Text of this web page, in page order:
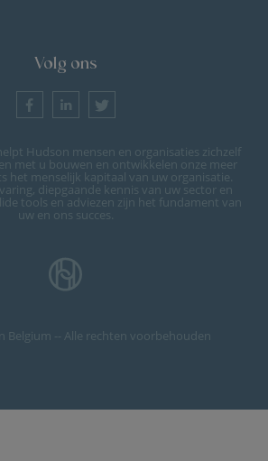
Volg ons
Hudson mensen en organisaties zichzelf
met u bouwen en ontwikkelen onze meer
het menselijk kapitaal van uw organisatie.
diepgaande kennis van uw sector en
tools en adviezen zijn het fundament van
uw en ons succes.
Belgium -- Alle rechten voorbehouden